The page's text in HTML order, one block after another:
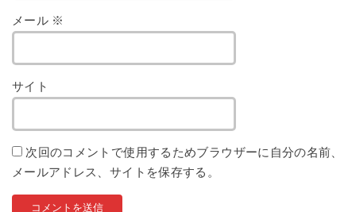
メール ※
サイト
次回のコメントで使用するためブラウザーに自分の名前、
メールアドレス、サイトを保存する。